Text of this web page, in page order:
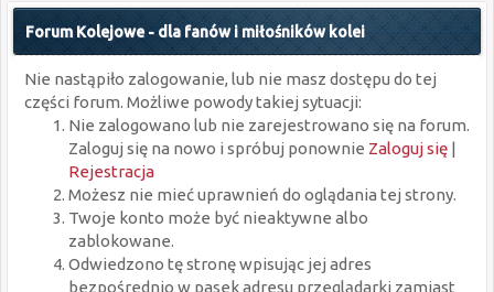
Forum Kolejowe - dla fanów i miłośników kolei
Nie nastąpiło zalogowanie, lub nie masz dostępu do tej
części forum. Możliwe powody takiej sytuacji:
Nie zalogowano lub nie zarejestrowano się na forum.
Zaloguj się na nowo i spróbuj ponownie Zaloguj się |
Rejestracja
Możesz nie mieć uprawnień do oglądania tej strony.
Twoje konto może być nieaktywne albo
zablokowane.
Odwiedzono tę stronę wpisując jej adres
bezpośrednio w pasek adresu przeglądarki zamiast